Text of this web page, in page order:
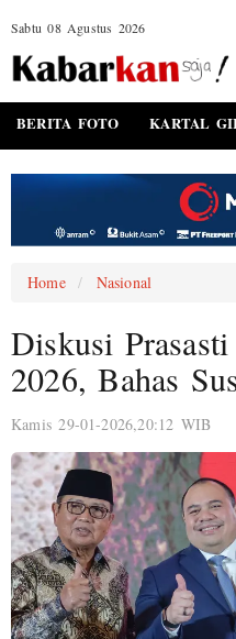
Sabtu 08 Agustus 2026
BERITA FOTO KARTAL
Home Nasional
Diskusi
2026, Bahas
Kamis 29-01-2026,20:12 WIB